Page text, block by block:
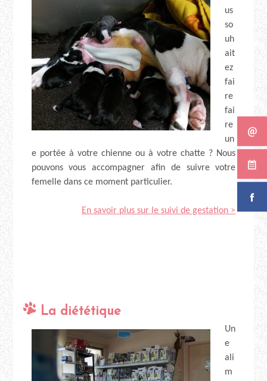
us
so
uh
ait
ez
fai
re
fai
re
un
e portée à votre chienne ou à votre chatte ? Nous
pouvons vous accompagner afin de suivre votre
femelle dans ce moment particulier.
En savoir plus sur le suivi de gestation >
La diététique
Un
e
ali
m